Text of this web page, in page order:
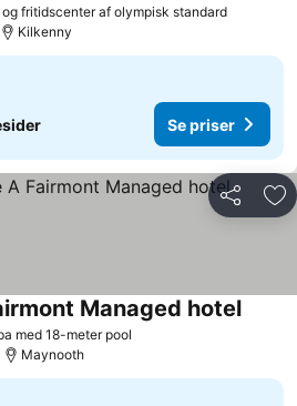
fritidscenter af olympisk standard
Kilkenny
Se priser
Del
med 18-meter pool
Managed hotel
Maynooth